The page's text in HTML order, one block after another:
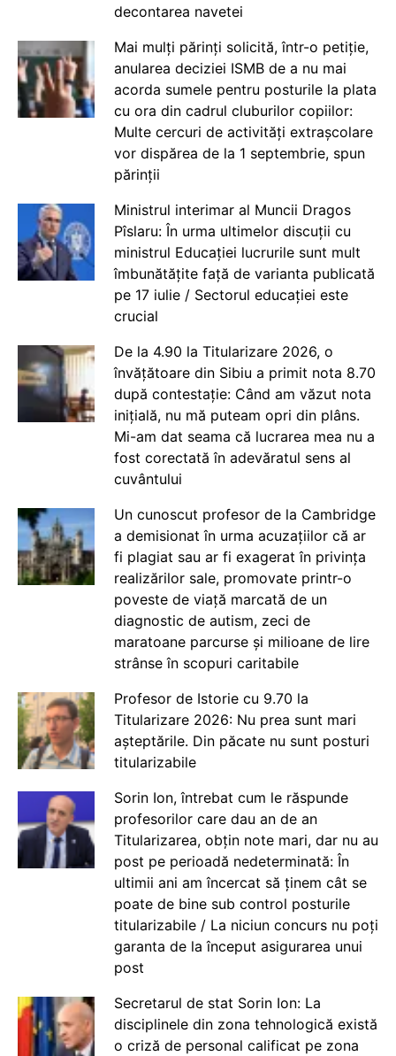
decontarea navetei
Mai mulți părinți solicită, într-o petiție,
anularea deciziei ISMB de a nu mai
acorda sumele pentru posturile la plata
cu ora din cadrul cluburilor copiilor:
Multe cercuri de activități extrașcolare
vor dispărea de la 1 septembrie, spun
părinții
Ministrul interimar al Muncii Dragos
Pîslaru: În urma ultimelor discuții cu
ministrul Educației lucrurile sunt mult
îmbunătățite față de varianta publicată
pe 17 iulie / Sectorul educației este
crucial
De la 4.90 la Titularizare 2026, o
învățătoare din Sibiu a primit nota 8.70
după contestație: Când am văzut nota
inițială, nu mă puteam opri din plâns.
Mi-am dat seama că lucrarea mea nu a
fost corectată în adevăratul sens al
cuvântului
Un cunoscut profesor de la Cambridge
a demisionat în urma acuzațiilor că ar
fi plagiat sau ar fi exagerat în privința
realizărilor sale, promovate printr-o
poveste de viață marcată de un
diagnostic de autism, zeci de
maratoane parcurse și milioane de lire
strânse în scopuri caritabile
Profesor de Istorie cu 9.70 la
Titularizare 2026: Nu prea sunt mari
așteptările. Din păcate nu sunt posturi
titularizabile
Sorin Ion, întrebat cum le răspunde
profesorilor care dau an de an
Titularizarea, obțin note mari, dar nu au
post pe perioadă nedeterminată: În
ultimii ani am încercat să ținem cât se
poate de bine sub control posturile
titularizabile / La niciun concurs nu poți
garanta de la început asigurarea unui
post
Secretarul de stat Sorin Ion: La
disciplinele din zona tehnologică există
o criză de personal calificat pe zona